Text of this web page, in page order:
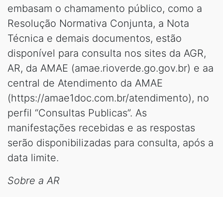
embasam o chamamento público, como a
Resolução Normativa Conjunta, a Nota
Técnica e demais documentos, estão
disponível para consulta nos sites da AGR,
AR, da AMAE (amae.rioverde.go.gov.br) e aa
central de Atendimento da AMAE
(https://amae1doc.com.br/atendimento), no
perfil “Consultas Publicas”. As
manifestações recebidas e as respostas
serão disponibilizadas para consulta, após a
data limite.
Sobre a AR